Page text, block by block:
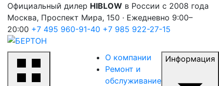
Официальный дилер HIBLOW в России с 2008 года
Москва, Проспект Мира, 150 · Ежедневно 9:00–
20:00 +7 495 960-91-40 +7 985 922-27-15
О компании
Ремонт и
обслуживание
Информация